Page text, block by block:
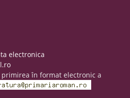
electronica
în format electronic a